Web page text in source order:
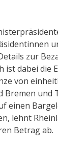
zur
ist dabei die
von
Bremen
einen
lehnt
Betrag